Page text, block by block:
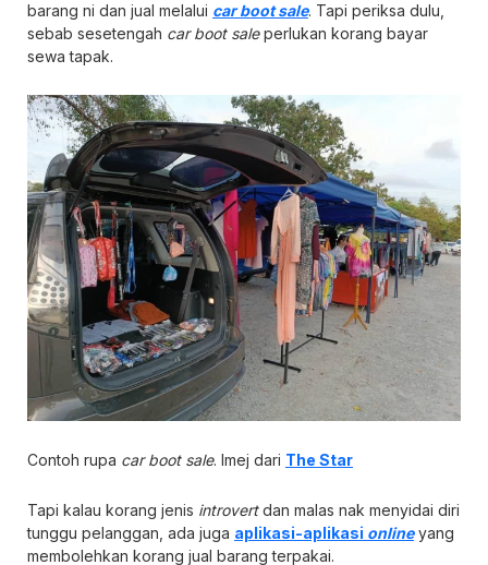
barang ni dan jual melalui car boot sale. Tapi periksa dulu,
sebab sesetengah car boot saleperlukan korang bayar
sewa tapak.
Contoh rupa car boot sale. Imej dari The Star
Tapi kalau korang jenis introvertdan malas nak menyidai diri
tunggu pelanggan, ada juga aplikasi-aplikasi onlineyang
membolehkan korang jual barang terpakai.